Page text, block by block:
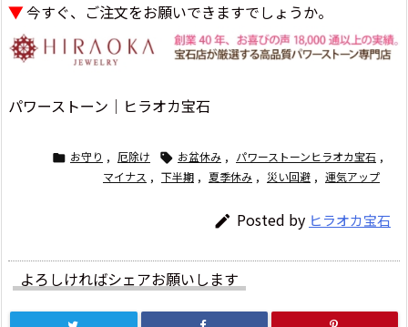
▼今すぐ、ご注文をお願いできますでしょうか。
パワーストーン│ヒラオカ宝石
 お守り , 厄除け  お盆休み , パワーストーンヒラオカ宝石 ,
マイナス , 下半期 , 夏季休み , 災い回避 , 運気アップ
 Posted by ヒラオカ宝石
よろしければシェアお願いします